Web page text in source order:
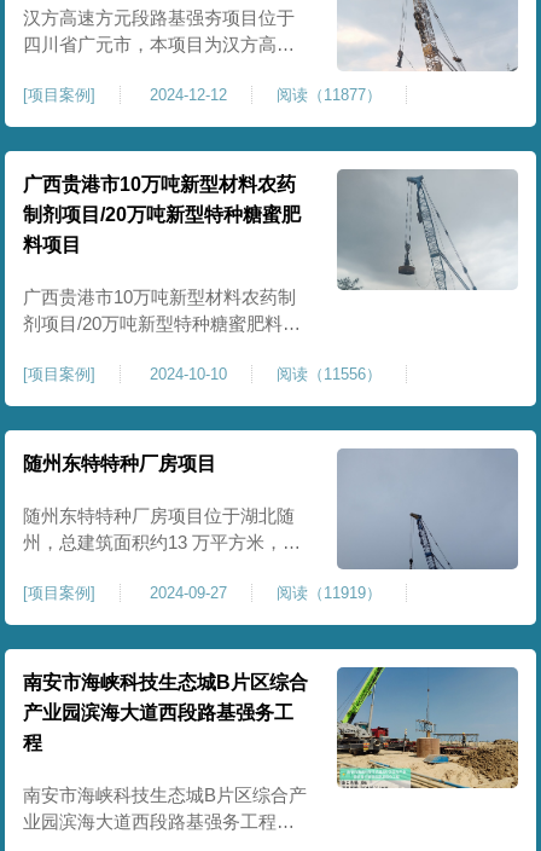
场，设备型号为ZRYG3500C，施工
作业人员按照设计严格施工。
汉方高速方元段路基强夯项目位于
四川省广元市，本项目为汉方高速
240000平方米，施工周期长，待路
基回填达到设计标高后，强夯施工
一次。我司于土方单位交叉作业。
康尚强夯公司于2024年10月20日安
排设备人员进场，按照图纸设计施
工。
[项目案例] 2024-12-12 阅读（11877）
广西贵港市10万吨新型材料农药
制剂项目/20万吨新型特种糖蜜肥
料项目
广西贵港市10万吨新型材料农药制
剂项目/20万吨新型特种糖蜜肥料项
期施工，一期为10万吨新型材料农
药制剂项目施工，二期为20万吨新
型特种糖蜜肥料项目，两期项目都
采用基础承台加强夯和普通强夯施
使用要求，单独对基础承台位置地
基进行置换加强夯，其他区域采用
[项目案例] 2024-10-10 阅读（11556）
随州东特特种厂房项目
随州东特特种厂房项目位于湖北随
州，总建筑面积约13 万平方米，为
载力与均匀性要求严苛。项目于
2024 年 9 月正式开工，地基处理采
用高能级强夯施工工艺，通过大吨
位重锤动力固结，全面提升场地密
实度与承载性能，满足重载车间、
设备基础与行车轨道的长期稳定运
行要求。项目严格遵循强夯地基处
[项目案例] 2024-09-27 阅读（11919）
南安市海峡科技生态城B片区综合
产业园滨海大道西段路基强务工
程
南安市海峡科技生态城B片区综合产
业园滨海大道西段路基强务工程位